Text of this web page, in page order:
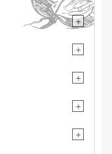
+
+
+
+
+